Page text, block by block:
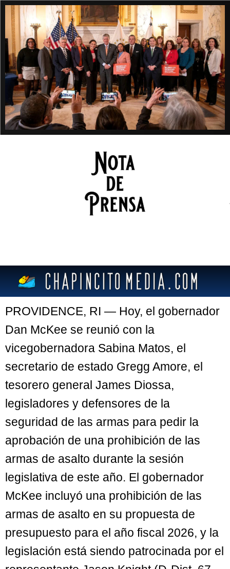
PROVIDENCE, RI — Hoy, el gobernador
Dan McKee se reunió con la
vicegobernadora Sabina Matos, el
secretario de estado Gregg Amore, el
tesorero general James Diossa,
legisladores y defensores de la
seguridad de las armas para pedir la
aprobación de una prohibición de las
armas de asalto durante la sesión
legislativa de este año. El gobernador
McKee incluyó una prohibición de las
armas de asalto en su propuesta de
presupuesto para el año fiscal 2026, y la
legislación está siendo patrocinada por el